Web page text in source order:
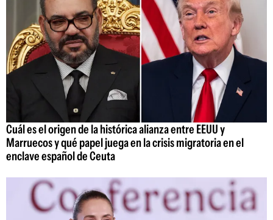
Cuál es el origen de la histórica alianza entre EEUU y
Marruecos y qué papel juega en la crisis migratoria en el
enclave español de Ceuta